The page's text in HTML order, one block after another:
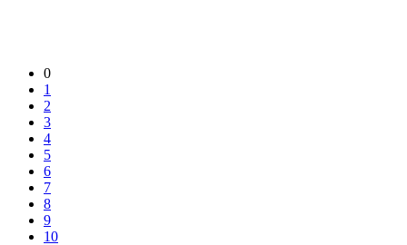
0
1
2
3
4
5
6
7
8
9
10